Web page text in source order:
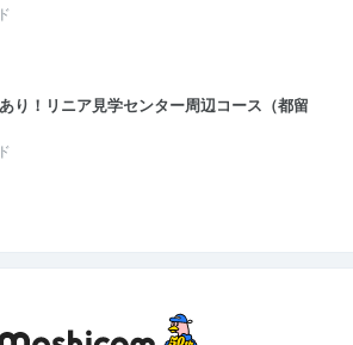
り！リニア見学センター周辺コース（都留